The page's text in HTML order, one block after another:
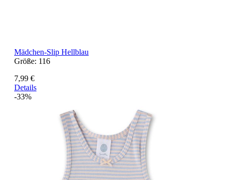
Mädchen-Slip Hellblau
Größe: 116
7,99 €
Details
-33%